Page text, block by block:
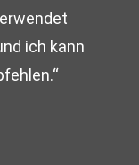
ich kann